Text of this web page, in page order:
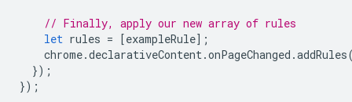
// Finally, apply our new array of rules
let rules = [exampleRule];
chrome.declarativeContent.onPageChanged .addRules
});
});